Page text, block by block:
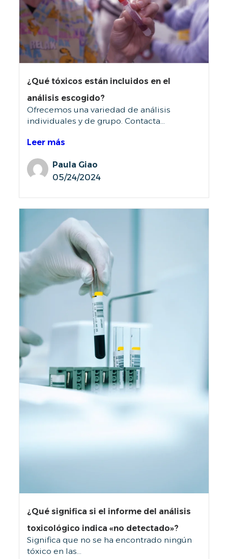
¿Qué tóxicos están incluidos en el
análisis escogido?
Ofrecemos una variedad de análisis
individuales y de grupo. Contacta...
Leer más
Paula Giao
05/24/2024
¿Qué significa si el informe del análisis
toxicológico indica «no detectado»?
Significa que no se ha encontrado ningún
tóxico en las...